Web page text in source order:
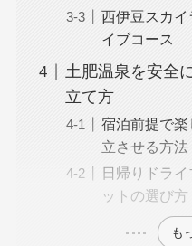
西伊豆スカ
イブコース
土肥温泉を安全
立て方
宿泊前提で
立させる方法
日帰りドラ
ットの選び方
も